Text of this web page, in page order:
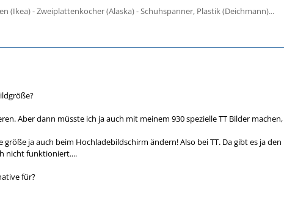
(Ikea) - Zweiplattenkocher (Alaska) - Schuhspanner, Plastik (Deichmann)...
Aber dann müsste ich ja auch mit meinem 930 spezielle TT Bilder
größe ja auch beim Hochladebildschirm ändern! Also bei TT. Da gibt es ja
nicht funktioniert....
für?